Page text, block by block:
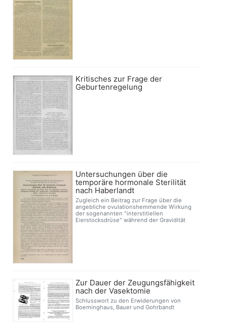
Kritisches zur Frage der
Geburtenregelung
Untersuchungen über die
temporäre hormonale Sterilität
nach Haberlandt
Zugleich ein Beitrag zur Frage über die
angebliche ovulationshemmende Wirkung
der sogenannten "interstitiellen
Eierstocksdrüse" während der Gravidität
Zur Dauer der Zeugungsfähigkeit
nach der Vasektomie
Schlusswort zu den Erwiderungen von
Boeminghaus, Bauer und Gohrbandt